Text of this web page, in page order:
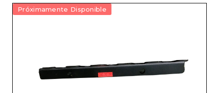
Próximamente Disponible